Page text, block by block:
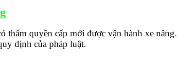
thẩm quyền cấp mới được vận hành xe nâng.
định của pháp luật.